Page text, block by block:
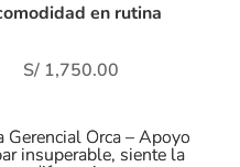
en rutina
S/ 1,750.00